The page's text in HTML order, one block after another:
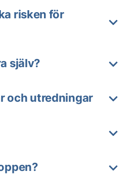
risken för
själv?
och utredningar